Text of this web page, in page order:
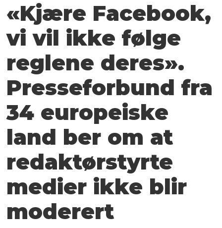
«Kjære Facebook,
vi vil ikke følge
reglene deres».
Presseforbund fra
34 europeiske
land ber om at
redaktørstyrte
medier ikke blir
moderert